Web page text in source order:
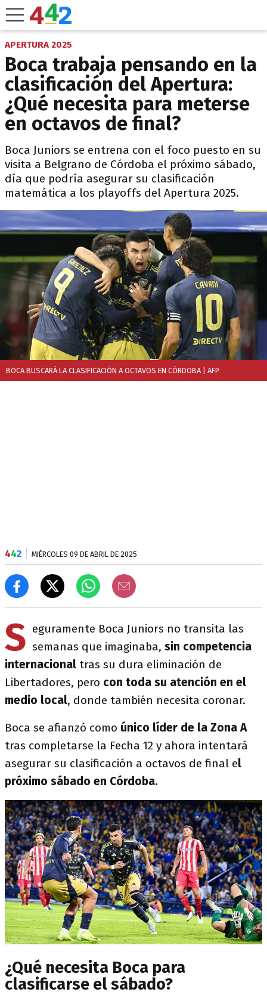
APERTURA 2025
Boca trabaja pensando en la
clasificación del Apertura:
¿Qué necesita para meterse
en octavos de final?
Boca Juniors se entrena con el foco puesto en su
visita a Belgrano de Córdoba el próximo sábado,
día que podría asegurar su clasificación
matemática a los playoffs del Apertura 2025.
BOCA BUSCARÁ LA CLASIFICACIÓN A OCTAVOS EN CÓRDOBA | AFP
442 MIÉRCOLES 09 DE ABRIL DE 2025
S eguramente Boca Juniors no transita las
semanas que imaginaba, sin competencia
internacional tras su dura eliminación de
Libertadores, pero con toda su atención en el
medio local, donde también necesita coronar.
Boca se afianzó como único líder de la Zona A
tras completarse la Fecha 12 y ahora intentará
asegurar su clasificación a octavos de final el
próximo sábado en Córdoba.
¿Qué necesita Boca para
clasificarse el sábado?